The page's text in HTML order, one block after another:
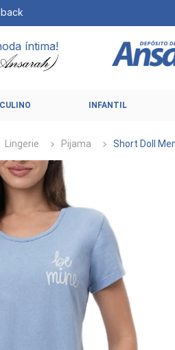
íntima!
INFANTIL
Lingerie Pijama Short Doll